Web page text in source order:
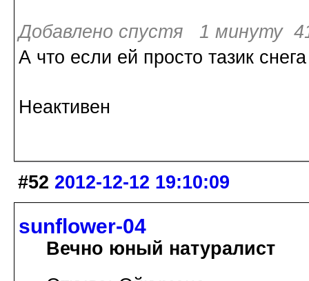
Добавлено спустя 1 минуту
А что если ей просто тазик
Неактивен
#52 2012-12-12 19:10:09
sunflower-04
Вечно юный натуралист